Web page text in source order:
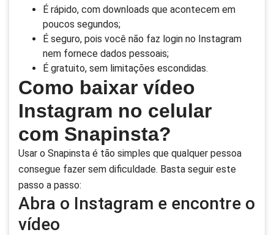
É rápido, com downloads que acontecem em
poucos segundos;
É seguro, pois você não faz login no Instagram
nem fornece dados pessoais;
É gratuito, sem limitações escondidas.
Como baixar vídeo
Instagram no celular
com Snapinsta?
Usar o Snapinsta é tão simples que qualquer pessoa
consegue fazer sem dificuldade. Basta seguir este
passo a passo:
Abra o Instagram e encontre o
vídeo